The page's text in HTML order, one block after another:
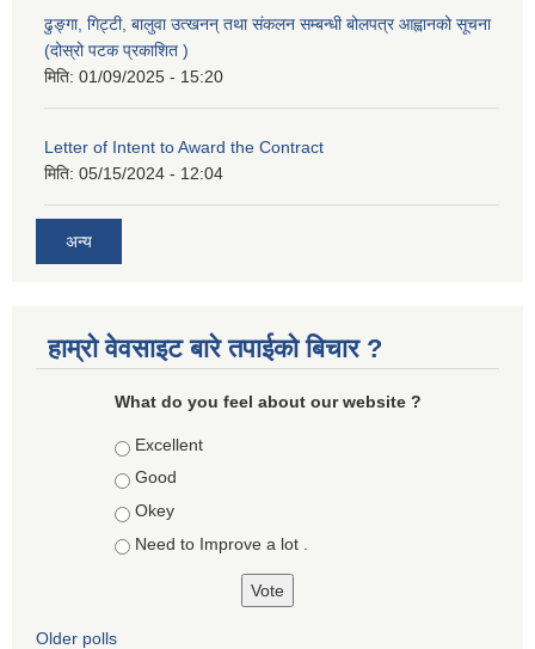
ढुङ्गा, गिट्टी, बालुवा उत्खनन् तथा संकलन सम्बन्धी बोलपत्र आह्वानको सूचना
(दोस्रो पटक प्रकाशित )
मिति: 01/09/2025 - 15:20
Letter of Intent to Award the Contract
मिति: 05/15/2024 - 12:04
अन्य
हाम्रो वेवसाइट बारे तपाईको बिचार ?
What do you feel about our website ?
Choices
Excellent
Good
Okey
Need to Improve a lot .
Older polls